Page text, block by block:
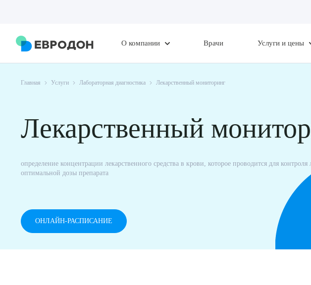
О компании Врачи Услуги и цены
Главная Услуги Лабораторная диагностика Лекарственный мониторинг
Лекарственный
определение концентрации лекарственного средства в крови, которое проводится для
оптимальной дозы препарата
ОНЛАЙН-РАСПИСАНИЕ